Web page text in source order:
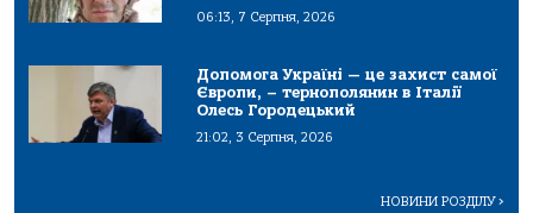
06:13, 7 Серпня, 2026
Допомога Україні — це захист самої
Європи, – тернополянин в Італії
Олесь Городецький
21:02, 3 Серпня, 2026
НОВИНИ РОЗДІЛУ>